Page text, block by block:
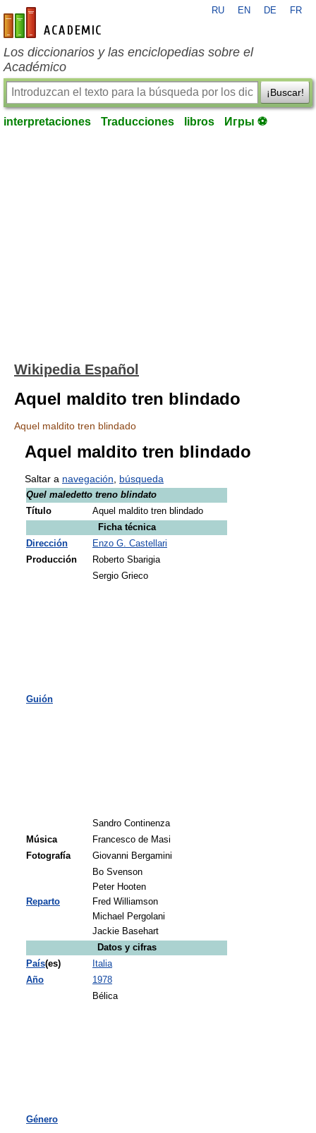
es-academic.com
RU EN DE FR
Los diccionarios y las enciclopedias sobre el
Académico
¡Buscar!
interpretaciones Traducciones libros Игры ⚽
Wikipedia Español
Aquel maldito tren blindado
Aquel maldito tren blindado
Aquel maldito tren blindado
Saltar a navegación búsqueda
Quel maledetto treno blindato
Título
Aquel maldito tren blindado
Ficha técnica
Dirección
Enzo G. Castellari
Producción
Roberto Sbarigia
Guión
Sergio Grieco
Sandro Continenza
Música
Francesco de Masi
Fotografía
Giovanni Bergamini
Reparto
Bo Svenson
Peter Hooten
Fred Williamson
Michael Pergolani
Jackie Basehart
Datos y cifras
País(es)
Italia
Año
1978
Género
Bélica